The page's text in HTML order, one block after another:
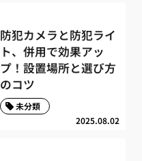
防犯カメラと防犯ライ
ト、併用で効果アッ
プ！設置場所と選び方
のコツ
2025.08.02
未分類